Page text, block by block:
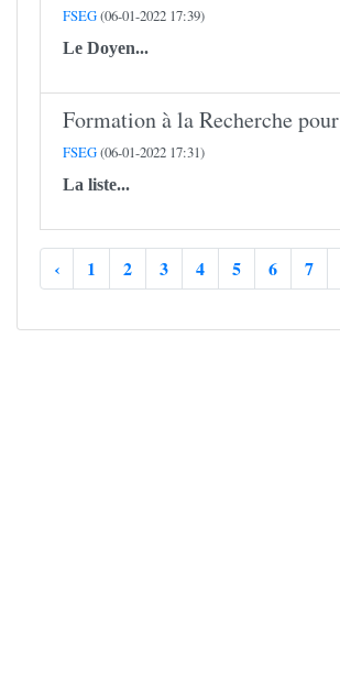
FSEG(06-01-2022 17:39)
Le Doyen...
Formation à la Recherche pour
FSEG(06-01-2022 17:31)
La liste...
‹ 1 2 3 4 5 6 7